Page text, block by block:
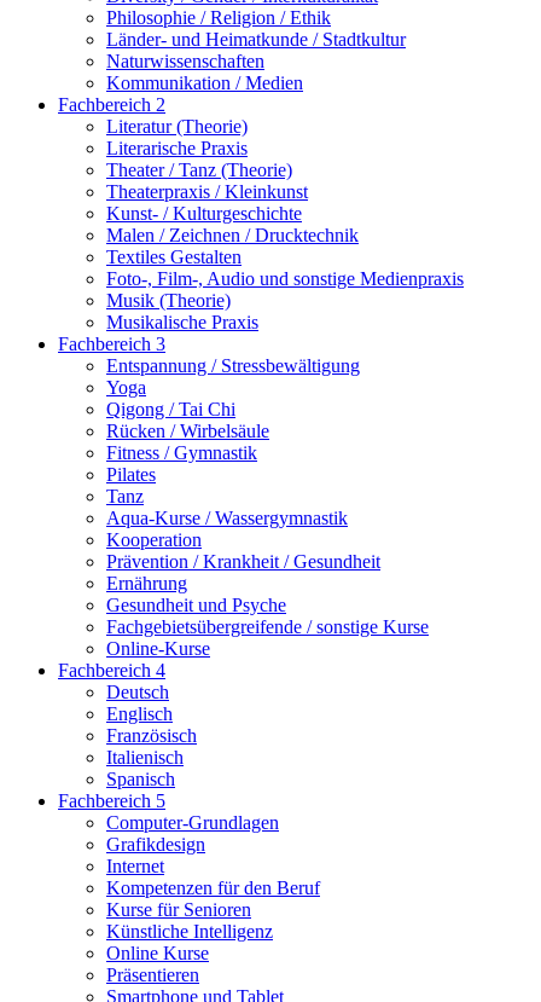
Philosophie / Religion / Ethik
Länder- und Heimatkunde / Stadtkultur
Naturwissenschaften
Kommunikation / Medien
Fachbereich 2
Literatur (Theorie)
Literarische Praxis
Theater / Tanz (Theorie)
Theaterpraxis / Kleinkunst
Kunst- / Kulturgeschichte
Malen / Zeichnen / Drucktechnik
Textiles Gestalten
Foto-, Film-, Audio und sonstige Medienpraxis
Musik (Theorie)
Musikalische Praxis
Fachbereich 3
Entspannung / Stressbewältigung
Yoga
Qigong / Tai Chi
Rücken / Wirbelsäule
Fitness / Gymnastik
Pilates
Tanz
Aqua-Kurse / Wassergymnastik
Kooperation
Prävention / Krankheit / Gesundheit
Ernährung
Gesundheit und Psyche
Fachgebietsübergreifende / sonstige Kurse
Online-Kurse
Fachbereich 4
Deutsch
Englisch
Französisch
Italienisch
Spanisch
Fachbereich 5
Computer-Grundlagen
Grafikdesign
Internet
Kompetenzen für den Beruf
Kurse für Senioren
Künstliche Intelligenz
Online Kurse
Präsentieren
Smartphone und Tablet